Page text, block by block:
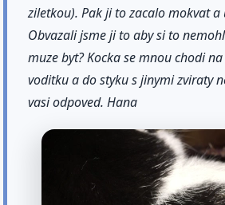
ziletkou). Pak ji to zacalo mokvat a
Obvazali jsme ji to aby si to
muze byt? Kocka se mnou chodi
voditku a do styku s jinymi zviraty
vasi odpoved. Hana